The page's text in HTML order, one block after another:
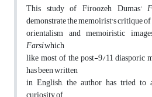
This study of Firoozeh Dumas'
demonstrate the memoirist's critique of
orientalism and memoiristic
Farsi,which
like most of the post-9/11 diasporic
has been written
in English, the author has tried to